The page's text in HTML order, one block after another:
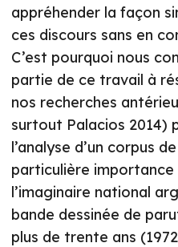
appréhender la façon
ces discours sans en
C’est pourquoi nous
partie de ce travail à
nos recherches
surtout Palacios 2014)
l’analyse d’un corpus
particulière
l’imaginaire national
bande dessinée de
plus de trente ans